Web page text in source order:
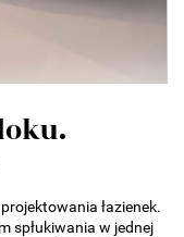
łazienek.
spłukiwania w jednej